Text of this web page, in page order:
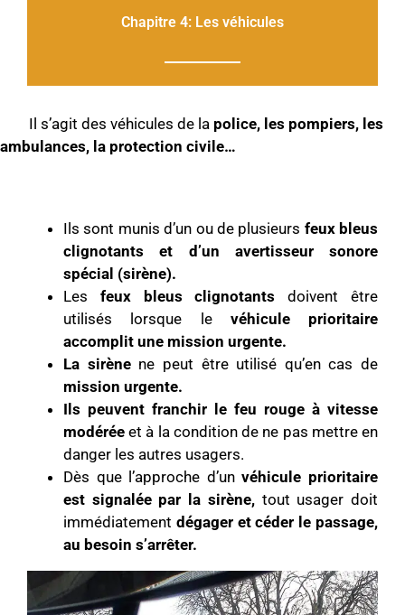
Chapitre 4: Les véhicules
Il s’agit des véhicules de la police, les pompiers, les
ambulances, la protection civile…
Ils sont munis d’un ou de plusieurs feux bleus
clignotants et d’un avertisseur sonore
spécial (sirène).
Les feux bleus clignotants doivent être
utilisés lorsque le véhicule prioritaire
accomplit une mission urgente.
La sirènene peut être utilisé qu’en cas de
mission urgente.
Ils peuvent franchir le feu rouge à vitesse
modérée et à la condition de ne pas mettre en
danger les autres usagers.
Dès que l’approche d’unvéhicule prioritaire
est signalée par la sirène,tout usager doit
immédiatement dégager et céder le passage,
au besoin s’arrêter.